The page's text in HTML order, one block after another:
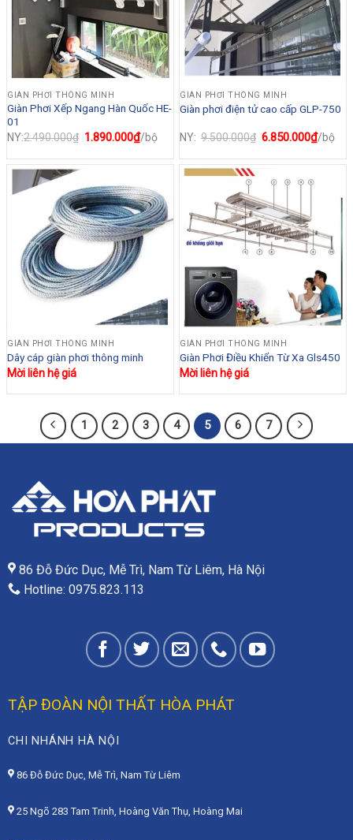
GIÀN PHƠI THÔNG MINH
Giàn Phơi Xếp Ngang Hàn Quốc HE-
01
NY:2.490.000₫ Giá
là:
2.490.000₫.
1.890.000₫Giá
hiện
tại
là:
1.890.000₫.
/bộ
GIÀN PHƠI THÔNG MINH
Giàn phơi điện tử cao cấp GLP-750
NY: 9.500.000₫ Giá
là:
9.500.000₫.
6.850.000₫Giá
hiện
tại
là:
/bộ
GIÀN PHƠI THÔNG MINH
Dây cáp giàn phơi thông minh
Mời liên hệ giá
GIÀN PHƠI THÔNG MINH
Giàn Phơi Điều Khiển Từ Xa Gls450
Mời liên hệ giá
1 2 3 4 5 6 7
86 Đỗ Đức Dục, Mễ Trì, Nam Từ Liêm, Hà Nội
Hotline: 0975.823.113
TẬP ĐOÀN NỘI THẤT HÒA PHÁT
CHI NHÁNH HÀ NỘI
86 Đỗ Đức Dục, Mễ Trì, Nam Từ Liêm
25 Ngõ 283 Tam Trinh, Hoàng Văn Thụ, Hoàng Mai